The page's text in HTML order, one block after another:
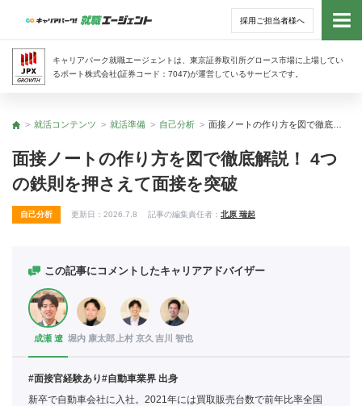
採用ご担当者様へ
キャリアパーク就職エージェントは、東京証券取引所グロース市場に上場してい
るポート株式会社(証券コード：7047)が運営しているサービスです。
トッ
トップ
就活コンテンツ 就活準備 自己分析
面接ノートの作り方を図で徹底解説！ 4つ
の鉄則を押さえて面接を突破
自己分析 更新日： 2026.7.8 記事の編集責任者： 北原 瑞起
この記事にコメントしたキャリアアドバイザー
成瀬 遼 堀内 康太郎 上村 京久 吉川 智也
#面接官経験あり#自動車業界 出身
新卒で自動車会社に入社。2021年には買取販売台数で前年比率全国